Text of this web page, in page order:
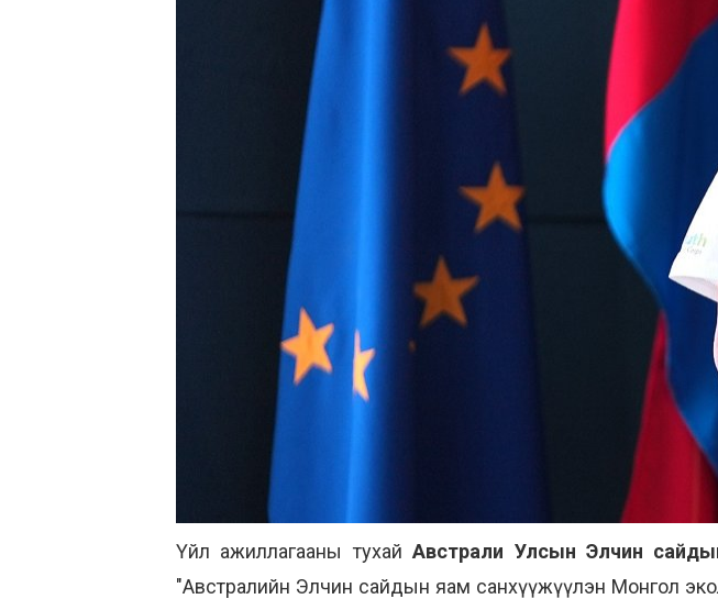
Үйл ажиллагааны тухайАвстрали Улсын Элчин
"Австралийн Элчин сайдын яам санхүүжүүлэн Монгол